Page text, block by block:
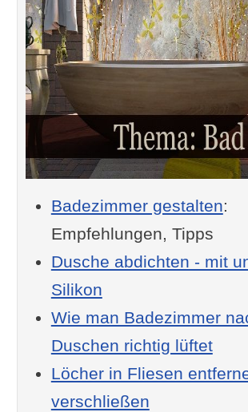
Badezimmer gestalten:
Empfehlungen, Tipps
Dusche abdichten - mit
Silikon
Wie man Badezimmer
Duschen richtig lüftet
Löcher in Fliesen
verschließen